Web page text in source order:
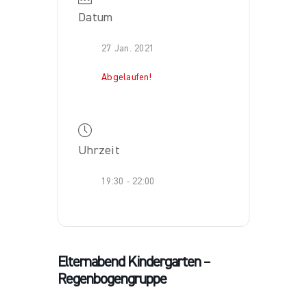
Datum
27 Jan. 2021
Abgelaufen!
Uhrzeit
19:30 - 22:00
Elternabend Kindergarten –
Regenbogengruppe